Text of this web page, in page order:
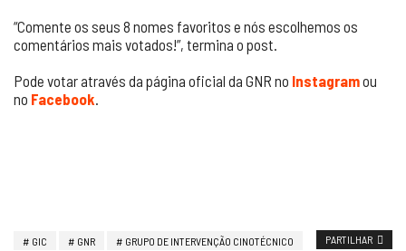
“Comente os seus 8 nomes favoritos e nós escolhemos os
comentários mais votados!”, termina o post.
Pode votar através da página oficial da GNR no Instagramou
no Facebook.
GIC GNR GRUPO DE INTERVENÇÃO CINOTÉCNICO PARTILHAR